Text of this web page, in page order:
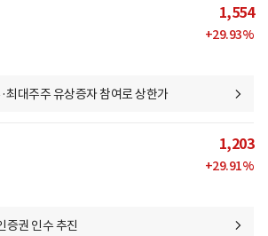
1,554
+29.93%
최대주주 유상증자 참여로 상한가
1,203
+29.91%
증권 인수 추진